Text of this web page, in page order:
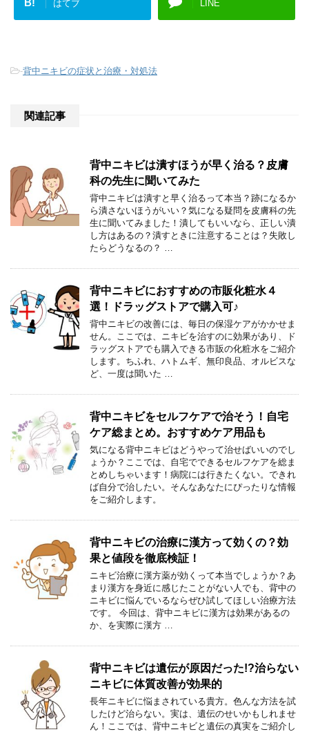
はてブ LINE
-背中ニキビの症状と治療・対処法
関連記事
背中ニキビは潰すほうが早く治る？皮膚
科の先生に聞いてみた
背中ニキビは潰すと早く治るって本当？跡になるか
ら潰さないほうがいい？気になる疑問を皮膚科の先
生に聞いてみました！潰してもいいなら、正しい潰
し方はあるの？潰すときに注意することは？失敗し
たらどうなるの？ …
背中ニキビにおすすめの市販化粧水４
選！ドラッグストアで購入可♪
背中ニキビの改善には、毎日の保湿ケアがかかせま
せん。ここでは、ニキビを治すのに効果があり、ド
ラッグストアでも購入できる市販の化粧水をご紹介
します。ちふれ、ハトムギ、無印良品、オルビスな
ど、一度は聞いた …
背中ニキビをセルフケアで治そう！自宅
ケア総まとめ。おすすめケア用品も
気になる背中ニキビはどうやって治せばいいのでし
ょうか？ここでは、自宅でできるセルフケアを総ま
とめしちゃいます！病院には行きたくない。できれ
ば自分で治したい。そんなあなたにぴったりな情報
をご紹介します。
背中ニキビの治療に漢方って効くの？効
果と値段を徹底検証！
ニキビ治療に漢方薬が効くって本当でしょうか？あ
まり漢方を身近に感じたことがない人でも、背中の
ニキビに悩んでいるならぜひ試してほしい治療方法
です。 今回は、背中ニキビに漢方は効果があるの
か、を実際に漢方 …
背中ニキビは遺伝が原因だった!?治らない
ニキビに体質改善が効果的
長年ニキビに悩まされている貴方。色んな方法を試
したけど治らない。実は、遺伝のせいかもしれませ
ん！ここでは、背中ニキビと遺伝の真実をご紹介し